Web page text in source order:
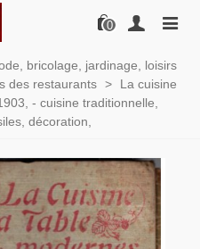
0
bricolage, jardinage, loisirs
des restaurants >
La cuisine
- cuisine traditionnelle,
décoration,